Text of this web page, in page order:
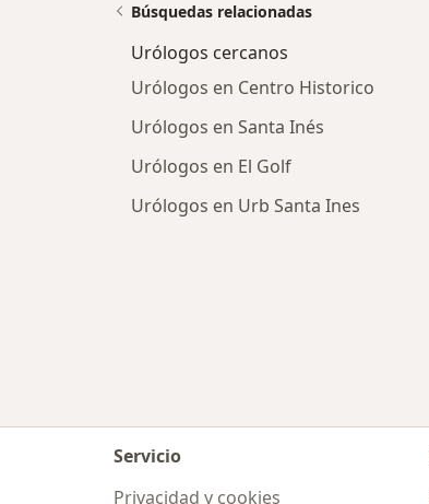
Búsquedas relacionadas
Urólogos cercanos
Urólogos en Centro Historico
Urólogos en Santa Inés
Urólogos en El Golf
Urólogos en Urb Santa Ines
Servicio
Privacidad y cookies